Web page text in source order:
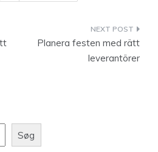
Planera festen med rätt
leverantörer
Søg